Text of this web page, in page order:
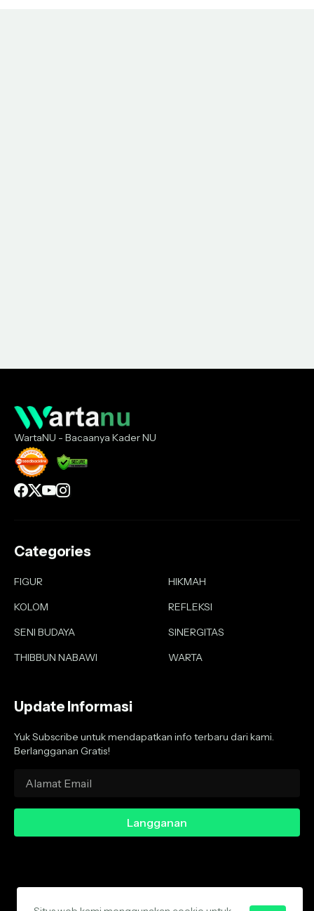
WartaNU - Bacaanya Kader NU
Categories
FIGUR
HIKMAH
KOLOM
REFLEKSI
SENI BUDAYA
SINERGITAS
THIBBUN NABAWI
WARTA
Update Informasi
Yuk Subscribe untuk mendapatkan info terbaru dari kami.
Berlangganan Gratis!